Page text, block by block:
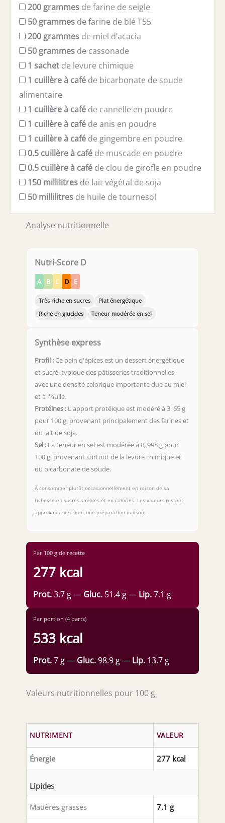
200 grammes de farine de seigle
50 grammes de farine de blé T55
200 grammes de miel d’acacia
50 grammes de cassonade
1 sachet de levure chimique
1 cuillère à café de bicarbonate de soude
alimentaire
1 cuillère à café de cannelle en poudre
1 cuillère à café de anis en poudre
1 cuillère à café de gingembre en poudre
0.5 cuillère à café de muscade en poudre
0.5 cuillère à café de clou de girofle en poudre
150 millilitres de lait végétal de soja
50 millilitres de huile de tournesol
Analyse nutritionnelle
Nutri-Score D
A B C D E
Très riche en sucres
Plat énergétique
Riche en glucides
Teneur modérée en sel
Synthèse express
Profil : Ce pain d'épices est un dessert énergétique
et sucré, typique des pâtisseries traditionnelles,
avec une densité calorique importante due au miel
et à l'huile.
Protéines : L'apport protéique est modéré à 3, 65 g
pour 100 g, provenant principalement des farines et
du lait de soja.
Sel : La teneur en sel est modérée à 0, 998 g pour
100 g, provenant surtout de la levure chimique et
du bicarbonate de soude.
À consommer plutôt occasionnellement en raison de sa
richesse en sucres simples et en calories. Les valeurs restent
approximatives pour une préparation maison.
Par 100 g de recette
277 kcal
Prot.3.7 g — Gluc. 51.4 g — Lip.7.1 g
Par portion (4 parts)
533 kcal
Prot.7 g — Gluc.98.9 g — Lip. 13.7 g
Valeurs nutritionnelles pour 100 g
NUTRIMENT VALEUR
Énergie 277 kcal
Lipides
Matières grasses 7.1 g